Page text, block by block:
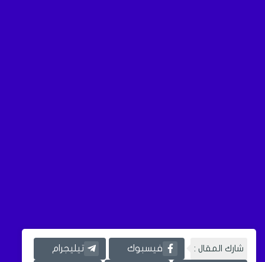
شارك المقال : فيسبوك تيليجرام